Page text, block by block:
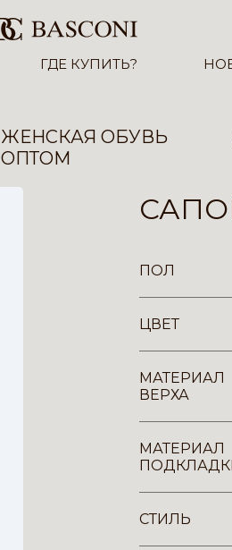
ГДЕ КУПИТЬ?
ЖЕНСКАЯ ОБУВЬ
ОПТОМ
ПОЛ
ЦВЕТ
МАТЕРИАЛ
ВЕРХА
МАТЕРИАЛ
СТИЛЬ